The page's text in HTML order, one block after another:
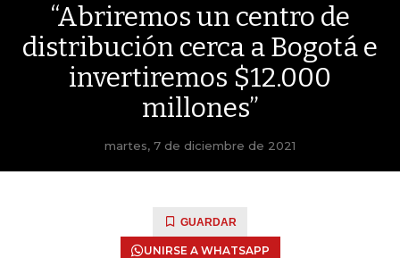
“Abriremos un centro de
distribución cerca a Bogotá e
invertiremos $12.000
millones”
martes, 7 de diciembre de 2021
GUARDAR
UNIRSE A WHATSAPP